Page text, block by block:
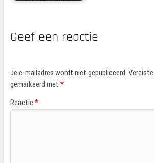
Geef een reactie
Je e-mailadres wordt niet gepubliceerd.
gemarkeerd met *
Reactie *